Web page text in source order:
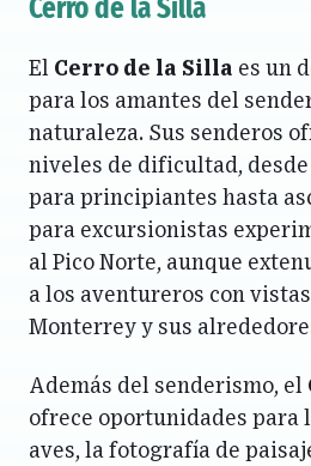
Cerro de la Silla
El Cerro de la Silla es un
para los amantes del
naturaleza. Sus senderos
niveles de dificultad,
para principiantes hasta
para excursionistas
al Pico Norte, aunque
a los aventureros con
Monterrey y sus
Además del senderismo, el
ofrece oportunidades para
aves, la fotografía de